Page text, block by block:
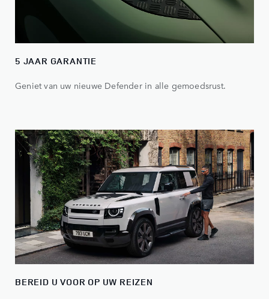
5 JAAR GARANTIE
Geniet van uw nieuwe Defender in alle gemoedsrust.
BEREID U VOOR OP UW REIZEN